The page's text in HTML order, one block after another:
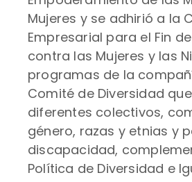
Mujeres y se adhirió a la
Empresarial para el Fin
contra las Mujeres y las
programas de la
Comité de Diversidad
diferentes colectivos,
género, razas y etnias y
discapacidad,
Política de Diversidad e